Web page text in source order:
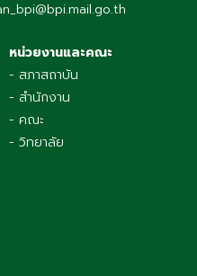
หน่วยงานและคณะ
- สภาสถาบัน
- สำนักงาน
- คณะ
- วิทยาลัย